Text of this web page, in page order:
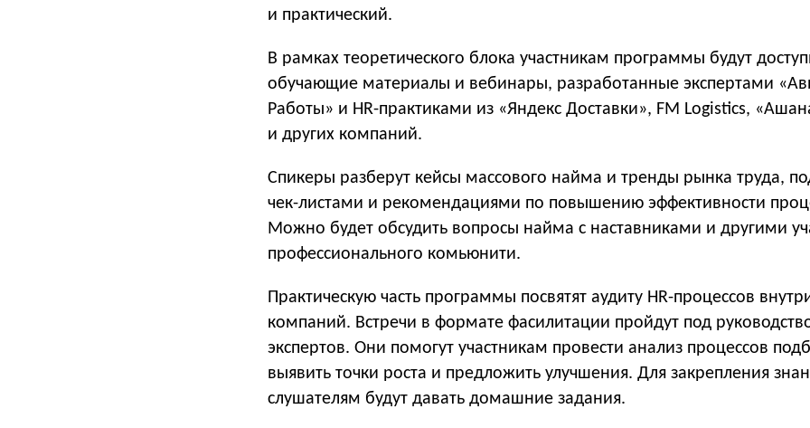
и практический.
В рамках теоретического блока участникам программы будут
обучающие материалы и вебинары, разработанные экспертами
Работы» и HR-практиками из «Яндекс Доставки», FM Logistics,
и других компаний.
Спикеры разберут кейсы массового найма и тренды рынка труда,
чек-листами и рекомендациями по повышению эффективности
Можно будет обсудить вопросы найма с наставниками и другими
профессионального комьюнити.
Практическую часть программы посвятят аудиту HR-процессов
компаний. Встречи в формате фасилитации пройдут под
экспертов. Они помогут участникам провести анализ процессов
выявить точки роста и предложить улучшения. Для закрепления
слушателям будут давать домашние задания.